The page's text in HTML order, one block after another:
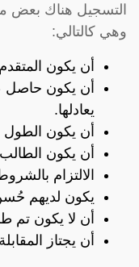
التسجيل هناك بعض
وهي كالتالي:
أن يكون
أن يكون حاصل
يعادلها.
أن يكون
أن يكون الطالب
الالتزام
يكون لديهم
أن لا يكون تم
أن يجتاز